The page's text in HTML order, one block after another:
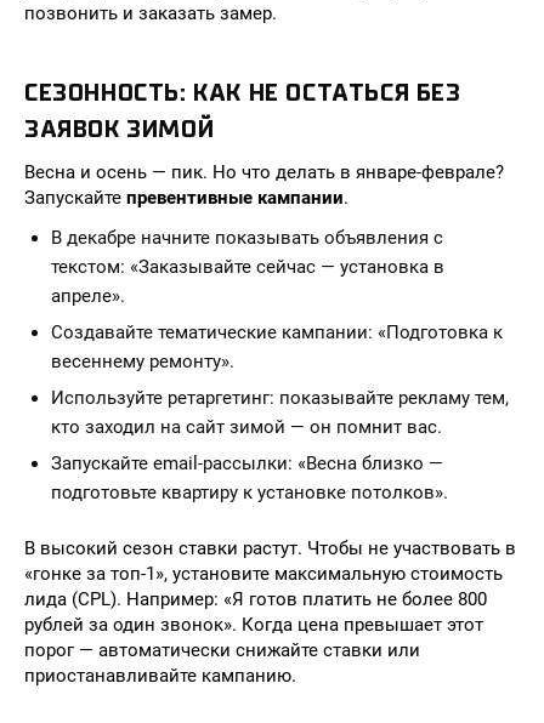
позвонить и заказать замер.
СЕЗОННОСТЬ: КАК НЕ ОСТАТЬСЯ БЕЗ
ЗАЯВОК ЗИМОЙ
Весна и осень — пик. Но что делать в январе-феврале?
Запускайте превентивные кампании.
В декабре начните показывать объявления с
текстом: «Заказывайте сейчас — установка в
апреле».
Создавайте тематические кампании: «Подготовка к
весеннему ремонту».
Используйте ретаргетинг: показывайте рекламу тем,
кто заходил на сайт зимой — он помнит вас.
Запускайте email-рассылки: «Весна близко —
подготовьте квартиру к установке потолков».
В высокий сезон ставки растут. Чтобы не участвовать в
«гонке за топ-1», установите максимальную стоимость
лида (CPL). Например: «Я готов платить не более 800
рублей за один звонок». Когда цена превышает этот
порог — автоматически снижайте ставки или
приостанавливайте кампанию.